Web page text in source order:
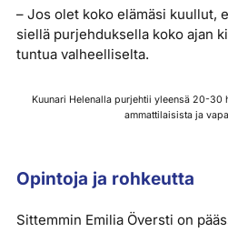
– Jos olet koko elämäsi kuullut,
siellä purjehduksella koko ajan
tuntua valheelliselta.
Kuunari Helenalla purjehtii yleensä 20-30
ammattilaisista ja
Opintoja ja rohkeutta
Sittemmin Emilia Översti on